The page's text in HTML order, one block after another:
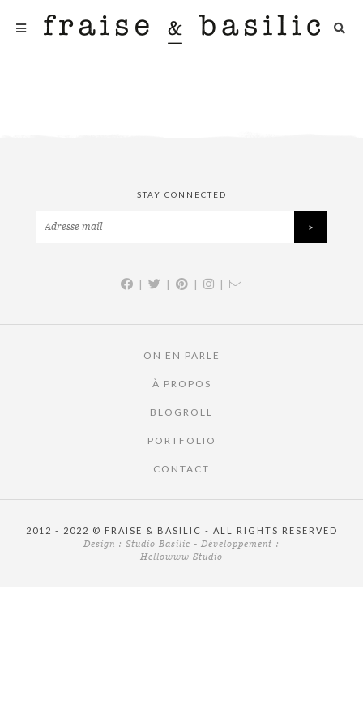
STAY CONNECTED
| | | |
ON EN PARLE
À PROPOS
BLOGROLL
PORTFOLIO
CONTACT
2012 - 2022 © FRAISE & BASILIC - ALL RIGHTS RESERVED
Design : Studio Basilic - Développement :
Hellowww Studio